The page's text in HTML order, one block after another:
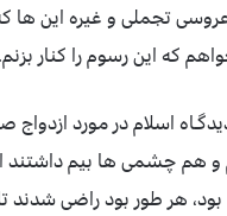
تجملی و غیره این ها
که این رسوم را کنار بزنم.
اسلام در مورد
هم چشمی ها بیم داشتند
هر طور بود راضی شدند